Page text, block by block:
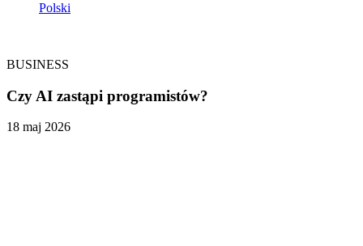
Polski
BUSINESS
Czy AI zastąpi programistów?
18 maj 2026